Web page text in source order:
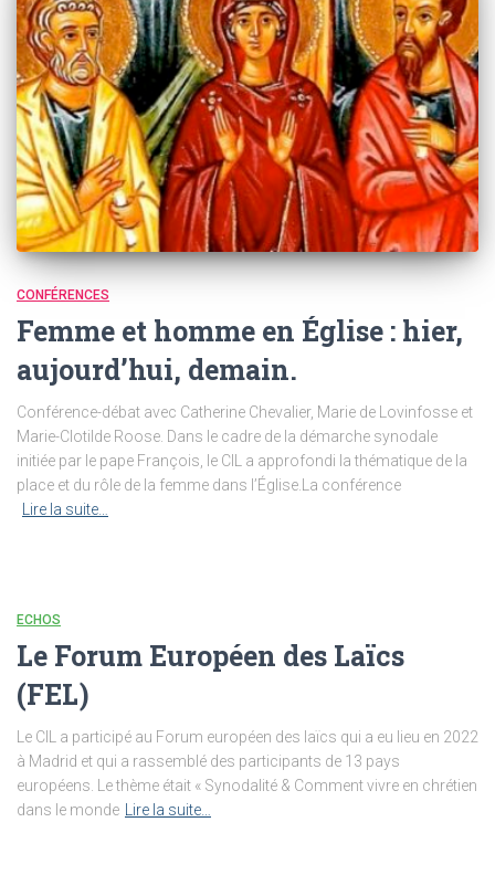
CONFÉRENCES
Femme et homme en Église : hier,
aujourd’hui, demain.
Conférence-débat avec Catherine Chevalier, Marie de Lovinfosse et
Marie-Clotilde Roose. Dans le cadre de la démarche synodale
initiée par le pape François, le CIL a approfondi la thématique de la
place et du rôle de la femme dans l’Église.La conférence
Lire la suite…
ECHOS
Le Forum Européen des Laïcs
(FEL)
Le CIL a participé au Forum européen des laïcs qui a eu lieu en 2022
à Madrid et qui a rassemblé des participants de 13 pays
européens. Le thème était « Synodalité & Comment vivre en chrétien
dans le monde
Lire la suite…